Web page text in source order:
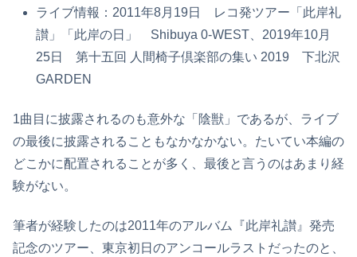
ライブ情報：2011年8月19日 レコ発ツアー「此岸礼
讃」「此岸の日」 Shibuya 0-WEST、2019年10月
25日 第十五回 人間椅子倶楽部の集い 2019 下北沢
GARDEN
1曲目に披露されるのも意外な「陰獣」であるが、ライブ
の最後に披露されることもなかなかない。たいてい本編の
どこかに配置されることが多く、最後と言うのはあまり経
験がない。
筆者が経験したのは2011年のアルバム『此岸礼讃』発売
記念のツアー、東京初日のアンコールラストだったのと、